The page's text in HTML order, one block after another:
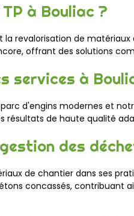
à Bouliac ?
revalorisation de
offrant des solutions
services à
d'engins modernes et
de haute qualité
des
de chantier dans ses
concassés, contribuant